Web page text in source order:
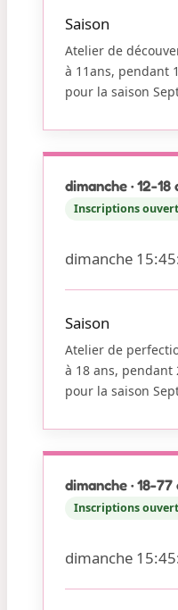
Saison
Atelier de
à 11ans, pendant
pour la saison
dimanche · 12-18
Inscriptions
dimanche
Saison
Atelier de
à 18 ans,
pour la saison
dimanche · 18-77
Inscriptions
dimanche